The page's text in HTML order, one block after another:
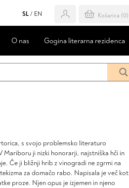
SL / EN Košarica (0)
O nas Gogina literarna rezidenca
s svojo problemsko literaturo
Mariboru ji nizki honorarji, najstniška hči in
Če ji bližnji hrib z vinogradi ne zgrmi na
za domačo rabo. Napisala je več kot
proze. Njen opus je izjemen in njeno